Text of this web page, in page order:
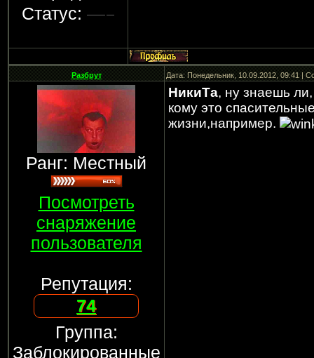
Статус:
Разбрут Дата: Понедельник, 10.09.2012, 09:41 |
Ранг: Местный
Посмотреть
снаряжение
пользователя
Репутация:
74
Группа:
Заблокированные
НикиТа, ну знаешь
кому это
жизни,например.